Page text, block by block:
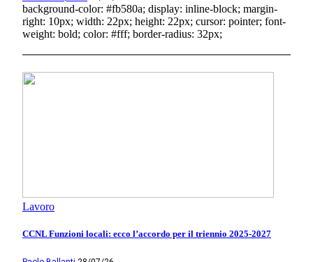
background-color: #fb580a; display: inline-block; margin-
right: 10px; width: 22px; height: 22px; cursor: pointer; font-
weight: bold; color: #fff; border-radius: 32px;
Lavoro
CCNL Funzioni locali: ecco l’accordo per il triennio 2025-2027